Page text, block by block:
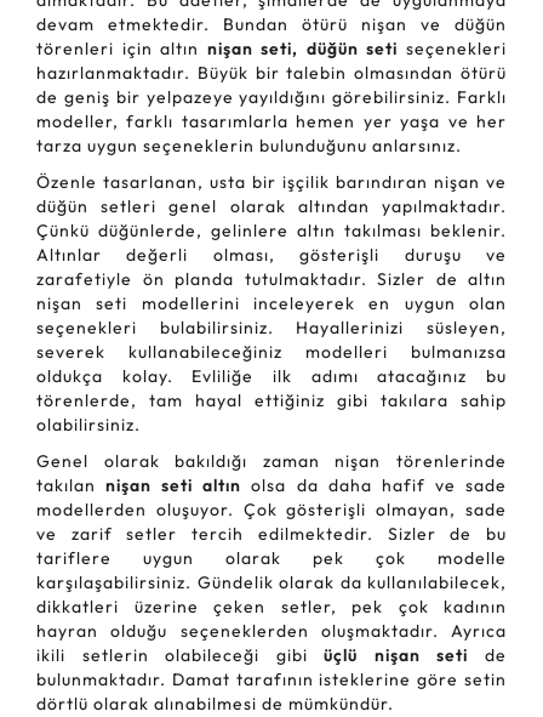
devam etmektedir. Bundan ötürü nişan ve düğün
törenleri için altın nişan seti, düğün seti seçenekleri
hazırlanmaktadır. Büyük bir talebin olmasından ötürü
de geniş bir yelpazeye yayıldığını görebilirsiniz. Farklı
modeller, farklı tasarımlarla hemen yer yaşa ve her
tarza uygun seçeneklerin bulunduğunu anlarsınız.
Özenle tasarlanan, usta bir işçilik barındıran nişan ve
düğün setleri genel olarak altından yapılmaktadır.
Çünkü düğünlerde, gelinlere altın takılması beklenir.
Altınlar değerli olması, gösterişli duruşu ve
zarafetiyle ön planda tutulmaktadır. Sizler de altın
nişan seti modellerini inceleyerek en uygun olan
seçenekleri bulabilirsiniz. Hayallerinizi süsleyen,
severek kullanabileceğiniz modelleri bulmanızsa
oldukça kolay. Evliliğe ilk adımı atacağınız bu
törenlerde, tam hayal ettiğiniz gibi takılara sahip
olabilirsiniz.
Genel olarak bakıldığı zaman nişan törenlerinde
takılannişan seti altın olsa da daha hafif ve sade
modellerden oluşuyor. Çok gösterişli olmayan, sade
ve zarif setler tercih edilmektedir. Sizler de bu
tariflere uygun olarak pek çok modelle
karşılaşabilirsiniz. Gündelik olarak da kullanılabilecek,
dikkatleri üzerine çeken setler, pek çok kadının
hayran olduğu seçeneklerden oluşmaktadır. Ayrıca
ikili setlerin olabileceği gibiüçlü nişan seti de
bulunmaktadır. Damat tarafının isteklerine göre setin
dörtlü olarak alınabilmesi de mümkündür.